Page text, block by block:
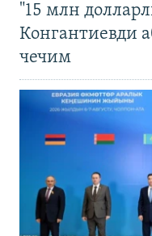
"15 млн
Конгантиевди
чечим